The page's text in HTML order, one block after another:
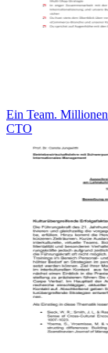
Ein Team.
CTO